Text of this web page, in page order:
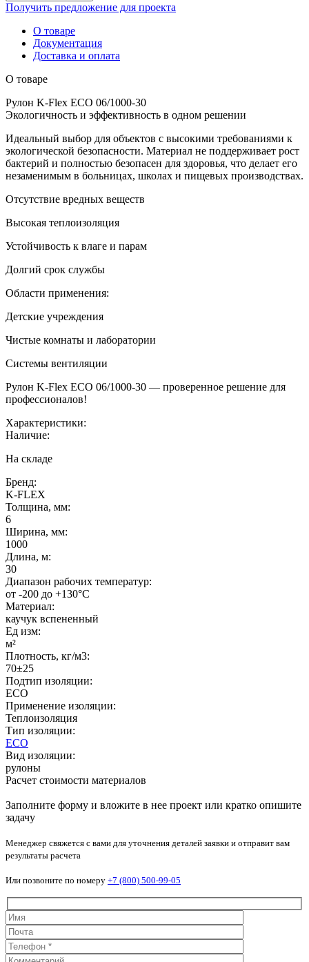
Получить предложение для проекта
О товаре
Документация
Доставка и оплата
О товаре
Рулон K-Flex ECO 06/1000-30
Экологичность и эффективность в одном решении
Идеальный выбор для объектов с высокими требованиями к
экологической безопасности. Материал не поддерживает рост
бактерий и полностью безопасен для здоровья, что делает его
незаменимым в больницах, школах и пищевых производствах.
Отсутствие вредных веществ
Высокая теплоизоляция
Устойчивость к влаге и парам
Долгий срок службы
Области применения:
Детские учреждения
Чистые комнаты и лаборатории
Системы вентиляции
Рулон K-Flex ECO 06/1000-30 — проверенное решение для
профессионалов!
Характеристики:
Наличие:
На складе
Бренд:
K-FLEX
Толщина, мм:
6
Ширина, мм:
1000
Длина, м:
30
Диапазон рабочих температур:
от -200 до +130°C
Материал:
каучук вспененный
Ед изм:
м²
Плотность, кг/м3:
70±25
Подтип изоляции:
ECO
Применение изоляции:
Теплоизоляция
Тип изоляции:
ECO
Вид изоляции:
рулоны
Расчет стоимости материалов
Заполните форму и вложите в нее проект или кратко опишите
задачу
Менеджер свяжется с вами для уточнения деталей заявки и отправит вам
результаты расчета
Или позвоните по номеру +7 (800) 500-99-05